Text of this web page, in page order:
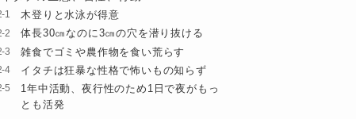
木登りと水泳が得意
体長30㎝なのに3㎝の穴を潜り抜ける
雑食でゴミや農作物を食い荒らす
イタチは狂暴な性格で怖いもの知らず
1年中活動、夜行性のため1日で夜がもっ
とも活発